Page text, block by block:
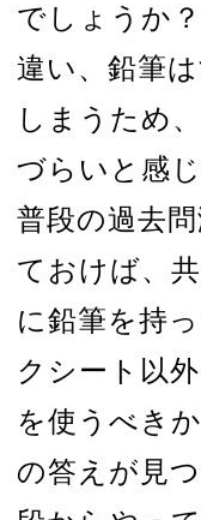
でしょうか
違い、鉛筆
しまうため
づらいと感
普段の過去
ておけば、
に鉛筆を持
クシート以
を使うべき
の答えが見